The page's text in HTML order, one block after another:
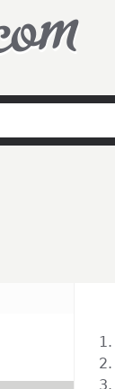
1.
2.
3.